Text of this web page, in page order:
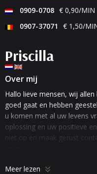
0909-0708 € 0,90/MIN
0907-37071
€ 1,50/
Priscilla
Over mij
Hallo lieve mensen, wij
goed gaat en hebben
u komen met al uw levens
oplossing en uw positieve
niet op en maak gerust
Meer lezen